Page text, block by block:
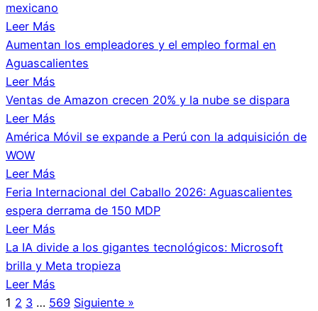
mexicano
Leer Más
Aumentan los empleadores y el empleo formal en
Aguascalientes
Leer Más
Ventas de Amazon crecen 20% y la nube se dispara
Leer Más
América Móvil se expande a Perú con la adquisición de
WOW
Leer Más
Feria Internacional del Caballo 2026: Aguascalientes
espera derrama de 150 MDP
Leer Más
La IA divide a los gigantes tecnológicos: Microsoft
brilla y Meta tropieza
Leer Más
1 2 3 … 569 Siguiente »